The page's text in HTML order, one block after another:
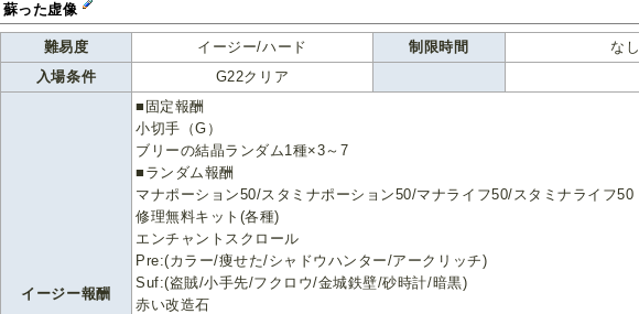
蘇った虚像
難易度 イージー/ハード 制限時間
なし
入場条件
G22クリア
イージー報酬
■固定報酬
小切手（G）
ブリーの結晶ランダム1種×3～7
■ランダム報酬
マナポーション50/スタミナポーション50/マナライフ50/スタミナライフ50
修理無料キット(各種)
エンチャントスクロール
Pre:(カラー/痩せた/シャドウハンター/アークリッチ)
Suf:(盗賊/小手先/フクロウ/金城鉄壁/砂時計/暗黒)
赤い改造石